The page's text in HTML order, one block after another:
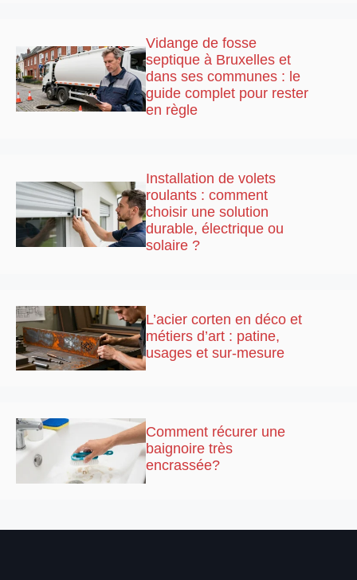
Vidange de fosse
septique à Bruxelles et
dans ses communes : le
guide complet pour rester
en règle
Installation de volets
roulants : comment
choisir une solution
durable, électrique ou
solaire ?
L’acier corten en déco et
métiers d’art : patine,
usages et sur-mesure
Comment récurer une
baignoire très
encrassée?